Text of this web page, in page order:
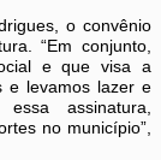
o convênio
“Em conjunto,
e que visa a
e levamos lazer e
assinatura,
no município”,